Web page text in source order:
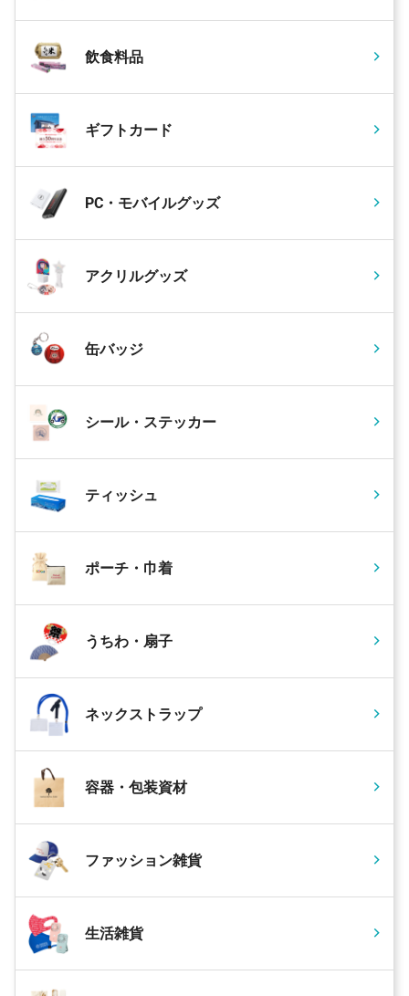
飲食料品
ギフトカード
PC・モバイルグッズ
アクリルグッズ
缶バッジ
シール・ステッカー
ティッシュ
ポーチ・巾着
うちわ・扇子
ネックストラップ
容器・包装資材
ファッション雑貨
生活雑貨